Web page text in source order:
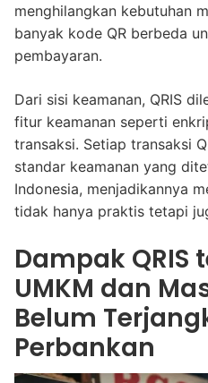
menghilangkan kebutuhan
banyak kode QR berbeda
pembayaran.
Dari sisi keamanan, QRIS
fitur keamanan seperti
transaksi. Setiap transaksi
standar keamanan yang
Indonesia, menjadikannya
tidak hanya praktis tetapi
Dampak QRIS
UMKM dan
Belum
Perbankan